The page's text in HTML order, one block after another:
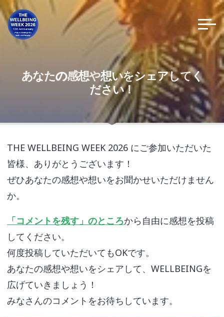
ン
あなたの
の感想や想いをシェアしてく
ださい！
THE WELLBEING WEEK 2026 にご参加いただいた
皆様、ありがとうございます！
ぜひあなたの感想や想いをお聞かせいただけません
か。
「コメントを残す」のところから自由に感想を投稿
してください。
何度投稿していただいてもOKです。
あなたの感想や想いをシェアして、WELLBEINGを
広げていきましょう！
みなさんのコメントをお待ちしています。